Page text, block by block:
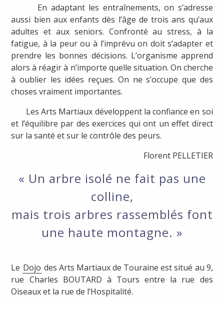
En adaptant les entraînements, on s’adresse
aussi bien aux enfants dès l’âge de trois ans qu’aux
adultes et aux seniors. Confronté au stress, à la
fatigue, à la peur ou à l’imprévu on doit s’adapter et
prendre les bonnes décisions. L’organisme apprend
alors à réagir à n’importe quelle situation. On cherche
à oublier les idées reçues. On ne s’occupe que des
choses vraiment importantes.
Les Arts Martiaux développent la confiance en soi
et l’équilibre par des exercices qui ont un effet direct
sur la santé et sur le contrôle des peurs.
Florent PELLETIER
« Un arbre isolé ne fait pas une
colline,
mais trois arbres rassemblés font
une haute montagne. »
Le Dojo des Arts Martiaux de Touraine est situé au 9,
rue Charles BOUTARD à Tours entre la rue des
Oiseaux et la rue de l’Hospitalité.